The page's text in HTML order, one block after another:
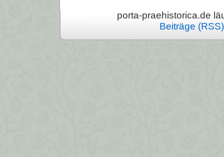
porta-praehistorica.de
Beiträge (RSS)